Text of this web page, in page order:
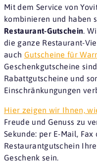
Mit dem Service von
kombinieren und haben
Restaurant-Gutschein.
die ganze Restaurant-
auch Gutscheine für
Geschenkgutscheine
Rabattgutscheine und
Einschränkungungen
Hier zeigen wir Ihnen,
Freude und Genuss zu
Sekunde: per E-Mail,
Restaurantgutschein
Geschenk sein.